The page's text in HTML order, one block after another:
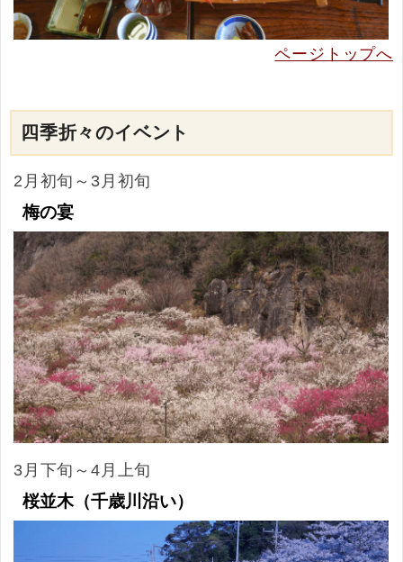
ページトップへ
四季折々のイベント
2月初旬～3月初旬
梅の宴
3月下旬～4月上旬
桜並木（千歳川沿い）